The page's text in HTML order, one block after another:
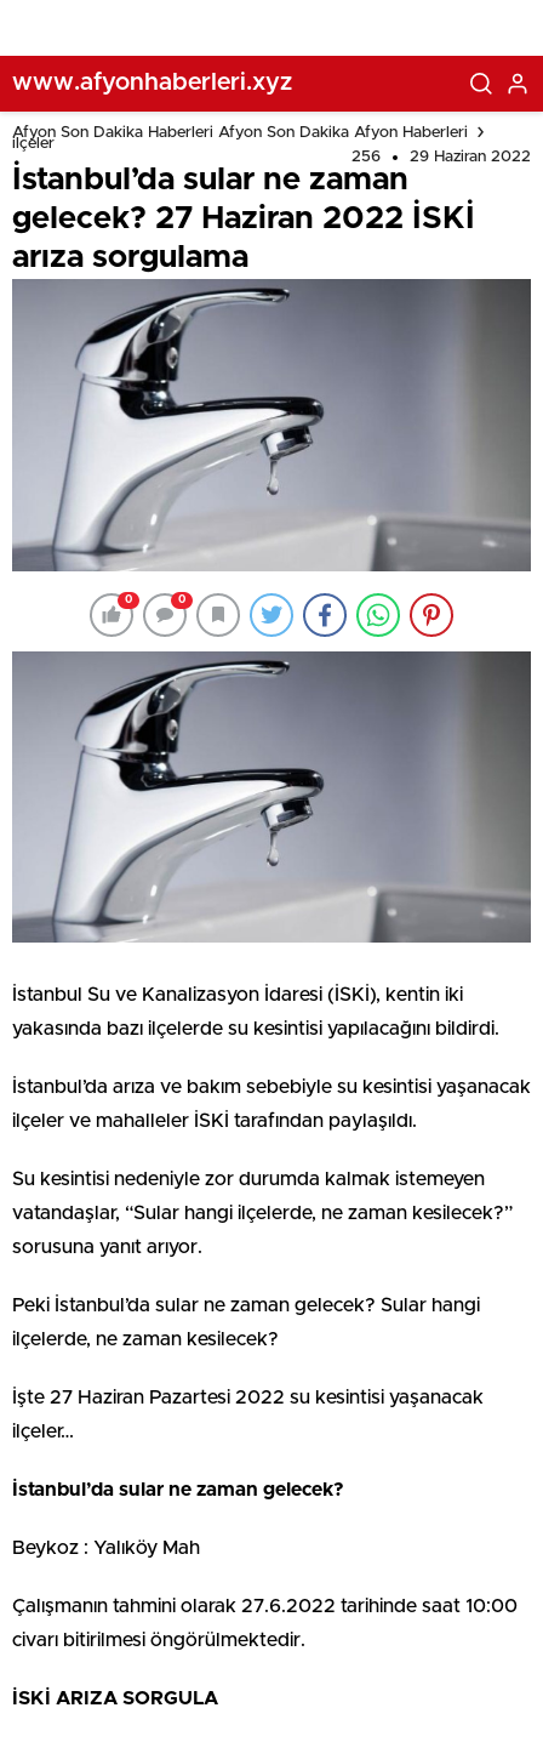
www.afyonhaberleri.xyz
Afyon Son Dakika Haberleri Afyon Son Dakika Afyon Haberleri
ilçeler
256
29 Haziran 2022
İstanbul’da sular ne zaman
gelecek? 27 Haziran 2022 İSKİ
arıza sorgulama
0 0
İstanbul Su ve Kanalizasyon İdaresi (İSKİ), kentin iki
yakasında bazı ilçelerde su kesintisi yapılacağını bildirdi.
İstanbul’da arıza ve bakım sebebiyle su kesintisi yaşanacak
ilçeler ve mahalleler İSKİ tarafından paylaşıldı.
Su kesintisi nedeniyle zor durumda kalmak istemeyen
vatandaşlar, “Sular hangi ilçelerde, ne zaman kesilecek?”
sorusuna yanıt arıyor.
Peki İstanbul’da sular ne zaman gelecek? Sular hangi
ilçelerde, ne zaman kesilecek?
İşte 27 Haziran Pazartesi 2022 su kesintisi yaşanacak
ilçeler…
İstanbul’da sular ne zaman gelecek?
Beykoz : Yalıköy Mah
Çalışmanın tahmini olarak 27.6.2022 tarihinde saat 10:00
civarı bitirilmesi öngörülmektedir.
İSKİ ARIZA SORGULA